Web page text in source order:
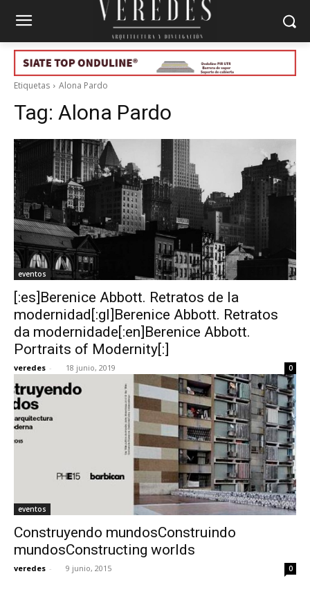
Etiquetas Alona Pardo
Tag: Alona Pardo
eventos
[:es]Berenice Abbott. Retratos de la
modernidad[:gl]Berenice Abbott. Retratos
da modernidade[:en]Berenice Abbott.
Portraits of Modernity[:]
veredes - 18 junio, 2019 0
eventos
Construyendo mundosConstruindo
mundosConstructing worlds
veredes - 9 junio, 2015 0